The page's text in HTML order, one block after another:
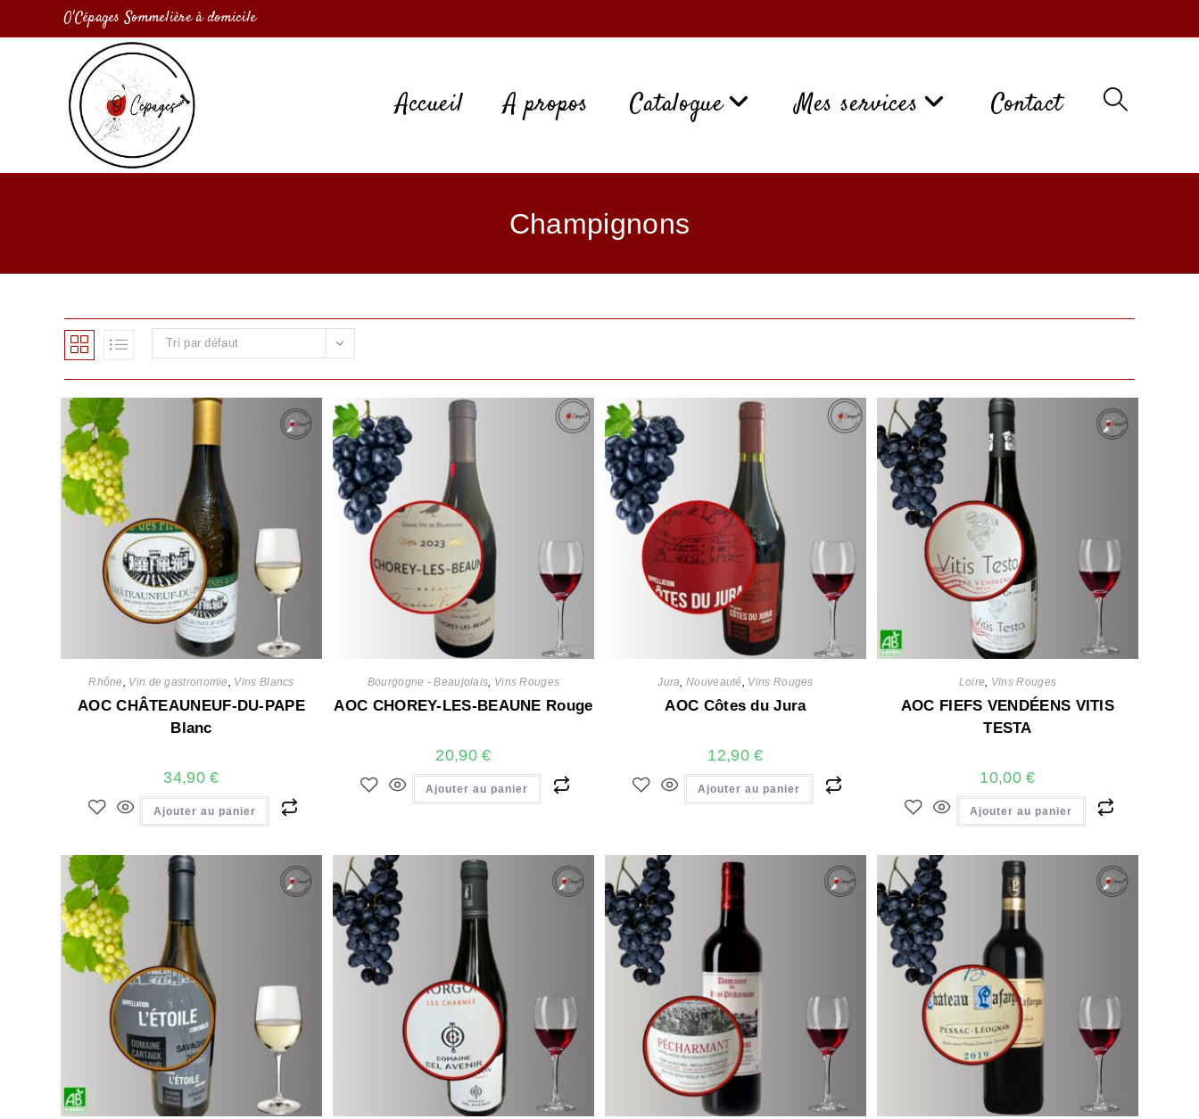
O'Cépages Sommelière à domicile
Accueil A propos Catalogue Mes services Contact
Champignons
Tri par défaut
Rhône Vin de gastronomie Vins Blancs
AOC CHÂTEAUNEUF-DU-PAPE
Blanc
34,90€
Ajouter au panier
Bourgogne - Beaujolais Vins Rouges
AOC CHOREY-LES-BEAUNE Rouge
20,90€
Ajouter au panier
Jura ,Nouveauté Vins Rouges
AOC Côtes du Jura
12,90€
Ajouter au panier
Loire Vins Rouges
AOC FIEFS VENDÉENS VITIS
TESTA
10,00€
Ajouter au panier